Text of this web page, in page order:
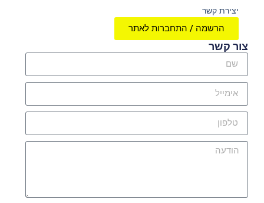
יצירת קשר
הרשמה / התחברות לאתר
צור קשר